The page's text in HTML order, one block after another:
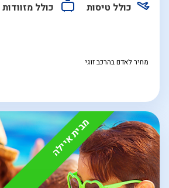
כולל טיסות
כולל מזוודות
מחיר לאדם בהרכב זוגי
מבית איילה